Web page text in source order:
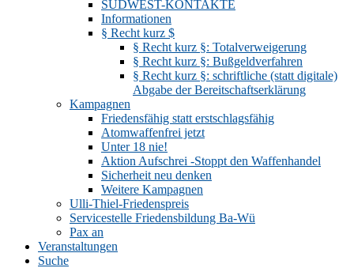
SÜDWEST-KONTAKTE
Informationen
§ Recht kurz $
§ Recht kurz §: Totalverweigerung
§ Recht kurz §: Bußgeldverfahren
§ Recht kurz §: schriftliche (statt digitale)
Abgabe der Bereitschaftserklärung
Kampagnen
Friedensfähig statt erstschlagsfähig
Atomwaffenfrei jetzt
Unter 18 nie!
Aktion Aufschrei -Stoppt den Waffenhandel
Sicherheit neu denken
Weitere Kampagnen
Ulli-Thiel-Friedenspreis
Servicestelle Friedensbildung Ba-Wü
Pax an
Veranstaltungen
Suche